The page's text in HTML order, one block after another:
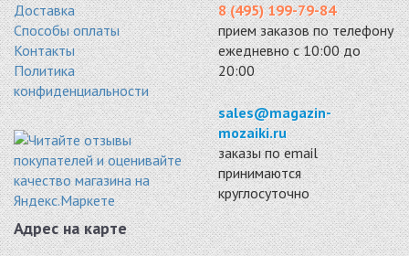
KHG51-2U
керамика 284x324
3547 руб. / кв.м.
KHG23-1M
керамика 260x300
3575 руб. / кв.м.
KHG23-1G
керамика 260x300
3575 руб. / кв.м.
-18%
KHG51-1M
керамика 284x324
-18%
KHG51-1U
керамика 284x324
-15%
103 M
295x295
Доставка
Способы оплаты
Контакты
Политика
конфиденциальности
8 (495) 199-79-84
прием заказов по телефону
ежедневно с 10:00 до
20:00
sales@magazin-
mozaiki.ru
заказы по email
принимаются
круглосуточно
Адрес на карте